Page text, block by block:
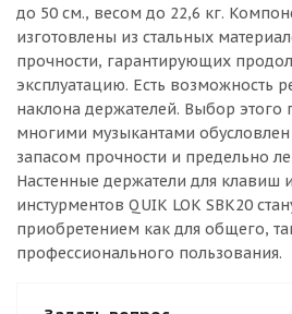
до 50 см., весом до 22,6 кг.
изготовлены из стальных
прочности, гарантирующих
эксплуатацию. Есть возможность
наклона держателей. Выбор этого
многими музыкантами
запасом прочности и предельно
Настенные держатели для
инстурментов QUIK LOK SBK20
приобретением как для общего,
профессионального пользования.